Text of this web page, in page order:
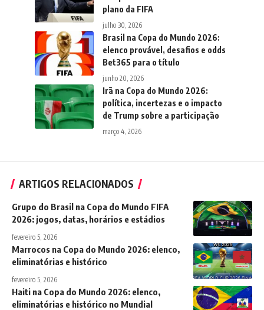
plano da FIFA
julho 30, 2026
Brasil na Copa do Mundo 2026:
elenco provável, desafios e odds
Bet365 para o título
junho 20, 2026
Irã na Copa do Mundo 2026:
política, incertezas e o impacto
de Trump sobre a participação
março 4, 2026
ARTIGOS RELACIONADOS
Grupo do Brasil na Copa do Mundo FIFA
2026: jogos, datas, horários e estádios
fevereiro 5, 2026
Marrocos na Copa do Mundo 2026: elenco,
eliminatórias e histórico
fevereiro 5, 2026
Haiti na Copa do Mundo 2026: elenco,
eliminatórias e histórico no Mundial